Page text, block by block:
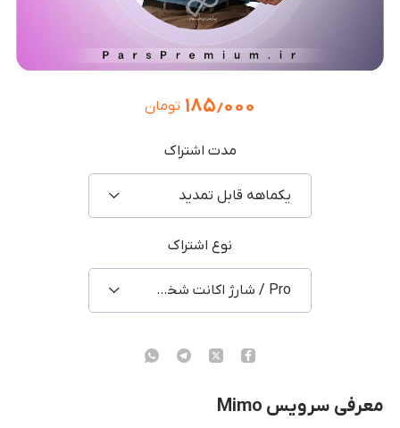
۱۸۵٫۰۰۰ تومان
مدت اشتراک
یکماهه قابل تمدید
نوع اشتراک
Pro / شارژ اکانت شخصی
معرفی سرویس Mimo